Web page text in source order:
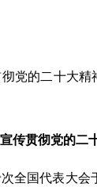
的二十大精
传贯彻党的二
国代表大会